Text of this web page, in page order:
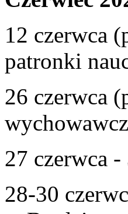
12 czerwca
patronki
26 czerwca
27 czerwca
28-30